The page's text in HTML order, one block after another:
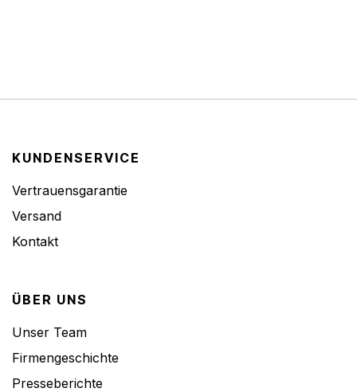
KUNDENSERVICE
Vertrauensgarantie
Versand
Kontakt
ÜBER UNS
Unser Team
Firmengeschichte
Presseberichte